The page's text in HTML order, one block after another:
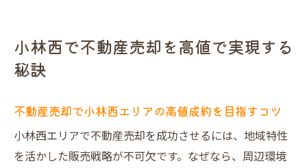
不動産売却に失敗しない会社選びのポイン
略
だんらん住宅で安心できる不動産売却を実
現
小林西で不動産売却を高値で実現する
秘訣
不動産売却で小林西エリアの高値成約を目指すコツ
小林西エリアで不動産売却を成功させるには、地域特性
を活かした販売戦略が不可欠です。なぜなら、周辺環境